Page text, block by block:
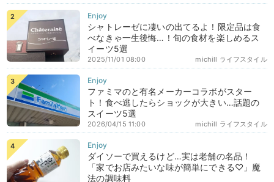
シャトレーゼに凄いの出てるよ！限定品は食
べなきゃ一生後悔…！旬の食材を楽しめるス
イーツ5選
michill ライフスタイル
2025/11/01 08:00
ファミマのと有名メーカーコラボがスター
ト！食べ逃したらショックが大きい…話題の
スイーツ5選
michill ライフスタイル
2026/04/15 11:00
ダイソーで買えるけど…実は老舗の名品！
「家でお店みたいな味が簡単にできる♡」魔
法の調味料